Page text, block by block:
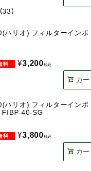
（33）
ハリオ) フィルターイン
¥3,200税込
カ
ハリオ) フィルターインボ
40-SG
¥3,800税込
カ